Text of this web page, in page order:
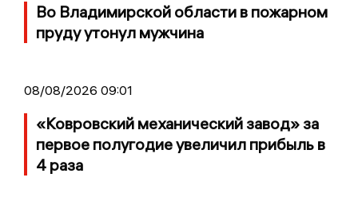
Во Владимирской области в пожарном
пруду утонул мужчина
08/08/2026 09:01
«Ковровский механический завод» за
первое полугодие увеличил прибыль в
4 раза